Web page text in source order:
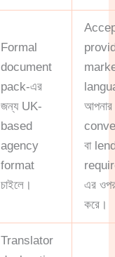
Formal
document
pack-এর
জন্য UK-
based
agency
format
চাইলে।
আপনার
বা
এর ওপর
করে।
Translator